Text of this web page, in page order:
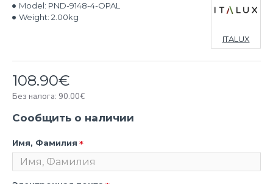
108.90€
Без налога: 90.00€
Model: PND-9148-4-OPAL
Weight: 2.00kg
ITALUX
Сообщить о наличии
Имя, Фамилия